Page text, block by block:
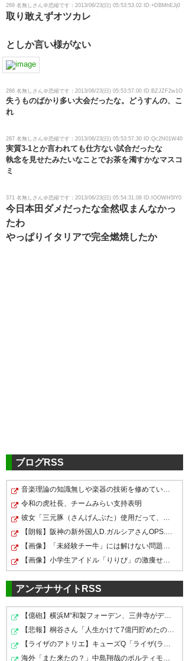
269 名無しさん＠恐縮です：2013/06/23(日) 05:53:53.02 ID:+DBMhEJj0
取り敢えずオツカレ
としか言い様がない
286 名無しさん＠恐縮です：2013/06/23(日) 05:53:57.00 ID:BZJZF2w1O
失うものばかり多い大会だったな。どうすんの、こ
れ
287 名無しさん＠恐縮です：2013/06/23(日) 05:53:57.30 ID:Qc2N01W40
実質3-1とか言われても仕方ない試合だったな
執念を見せたみたいなことでお茶を濁すかなマスコ
ミ
371 名無しさん＠恐縮です：2013/06/23(日) 05:54:31.08 ID:IOOWH5lY0
今日本田ダメだったな全然収まんなかっ
たわ
やっぱりイタリアで完全燃焼したか
ブログRSS
音楽理論の知識無しや楽器の技術を修めていない人の音楽
令和の虎社長、チームみらい支持表明
彼女「三元豚（さんげんぶた）使用だって、美味しそうだ…
【朗報】阪神の新外国人D.ガルシアさんOPS.966のwRC+188w…
【画像】「未経験チー牛」には解けない問題がこれｗｗｗｗ
【画像】小学生アイドル「りりぴ」の激痩せダンス動画に…
アンテナサイトRSS
【億砲】横浜M“和製フォーデン、三井寺がデビューｗｗｗ…
【悲報】桐谷さん「人生かけて7億円貯めたのにガンで死ぬ…
【ライザのアトリエ】キューズQ「ライザ(ライザリン・シ…
海外「また来たの？」中島翔哉のポルティモネンセ電撃復…